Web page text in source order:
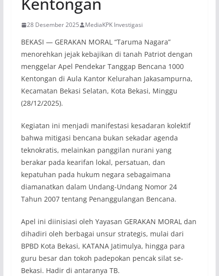
28 Desember 2025 MediaKPK Investigasi
BEKASI — GERAKAN MORAL “Taruma Nagara”
menorehkan jejak kebajikan di tanah Patriot dengan
menggelar Apel Pendekar Tanggap Bencana 1000
Kentongan di Aula Kantor Kelurahan Jakasampurna,
Kecamatan Bekasi Selatan, Kota Bekasi, Minggu
(28/12/2025).
Kegiatan ini menjadi manifestasi kesadaran kolektif
bahwa mitigasi bencana bukan sekadar agenda
teknokratis, melainkan panggilan nurani yang
berakar pada kearifan lokal, persatuan, dan
kepatuhan pada hukum negara sebagaimana
diamanatkan dalam Undang-Undang Nomor 24
Tahun 2007 tentang Penanggulangan Bencana.
Apel ini diinisiasi oleh Yayasan GERAKAN MORAL dan
dihadiri oleh berbagai unsur strategis, mulai dari
BPBD Kota Bekasi, KATANA Jatimulya, hingga para
guru besar dan tokoh padepokan pencak silat se-
Bekasi. Hadir di antaranya TB.